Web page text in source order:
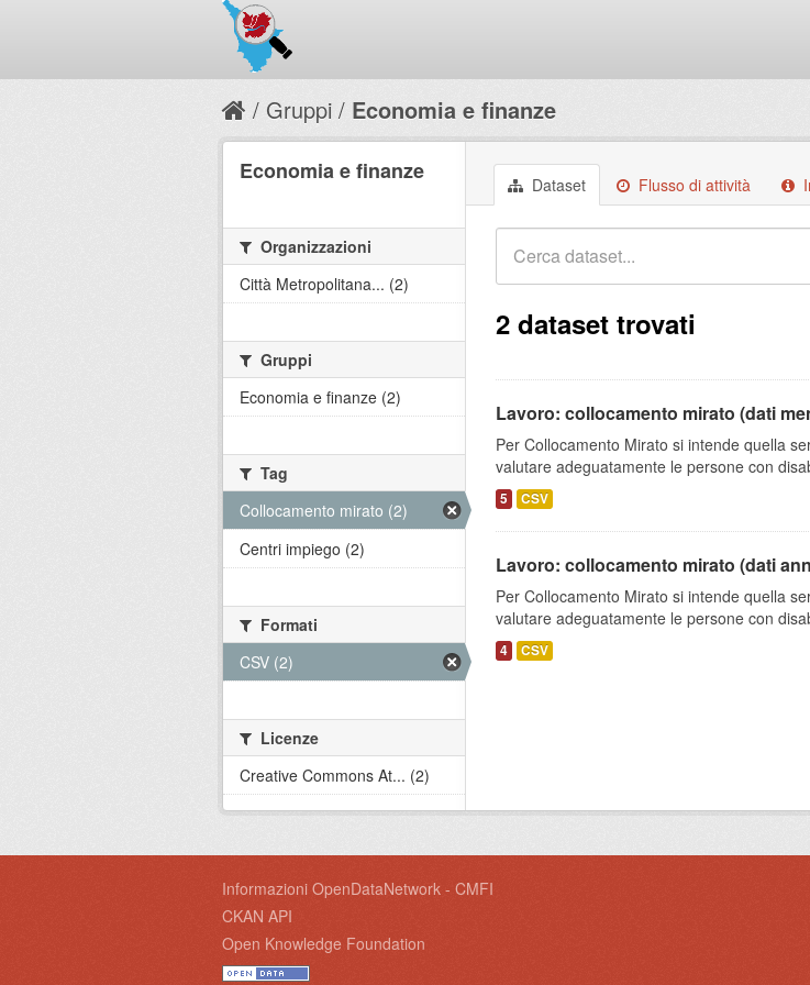
Gruppi Economia e finanze
Dataset Flusso di attività
2 dataset trovati
Lavoro: collocamento mirato (dati
Per Collocamento Mirato si intende quella
valutare adeguatamente le persone con
5 CSV
Lavoro: collocamento mirato (dati
Per Collocamento Mirato si intende quella
valutare adeguatamente le persone con
4 CSV
Economia e finanze
Organizzazioni
Città Metropolitana... (2)
Gruppi
Economia e finanze (2)
Tag
Collocamento mirato (2)
Centri impiego (2)
Formati
CSV (2)
Licenze
Creative Commons At... (2)
Informazioni OpenDataNetwork - CMFI
CKAN API
Open Knowledge Foundation